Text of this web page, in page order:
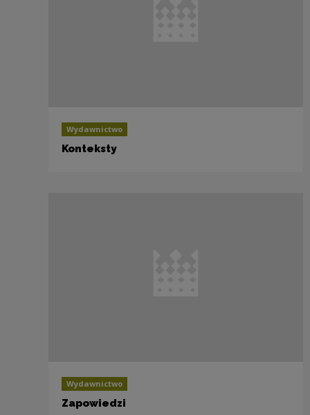
Wydawnictwo
Konteksty
Wydawnictwo
Zapowiedzi